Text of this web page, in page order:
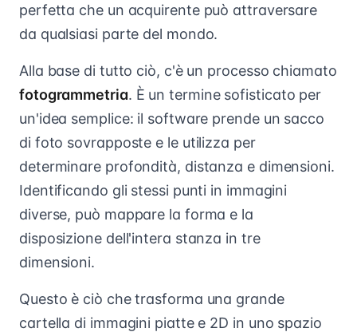
perfetta che un acquirente può attraversare
da qualsiasi parte del mondo.
Alla base di tutto ciò, c'è un processo chiamato
fotogrammetria. È un termine sofisticato per
un'idea semplice: il software prende un sacco
di foto sovrapposte e le utilizza per
determinare profondità, distanza e dimensioni.
Identificando gli stessi punti in immagini
diverse, può mappare la forma e la
disposizione dell'intera stanza in tre
dimensioni.
Questo è ciò che trasforma una grande
cartella di immagini piatte e 2D in uno spazio